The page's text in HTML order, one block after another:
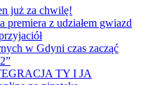
już za chwilę!
premiera z udziałem gwiazd
w Gdyni czas zacząć
TY I JA